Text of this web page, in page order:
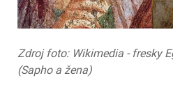
Zdroj foto: Wikimedia - fresky
(Sapho a žena)